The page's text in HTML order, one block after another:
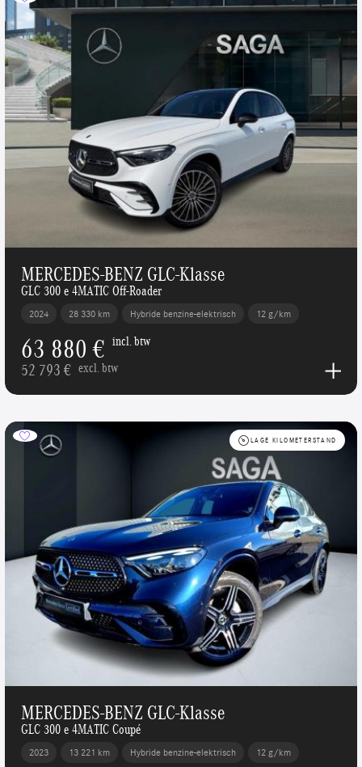
MERCEDES-BENZ GLC-Klasse
GLC 300 e 4MATIC Off-Roader
2024 28 330 km Hybride benzine-elektrisch 12 g/km
63 880 € incl. btw
52 793 € excl. btw
LAGE KILOMETERSTAND
MERCEDES-BENZ GLC-Klasse
GLC 300 e 4MATIC Coupé
2023 13 221 km Hybride benzine-elektrisch 12 g/km